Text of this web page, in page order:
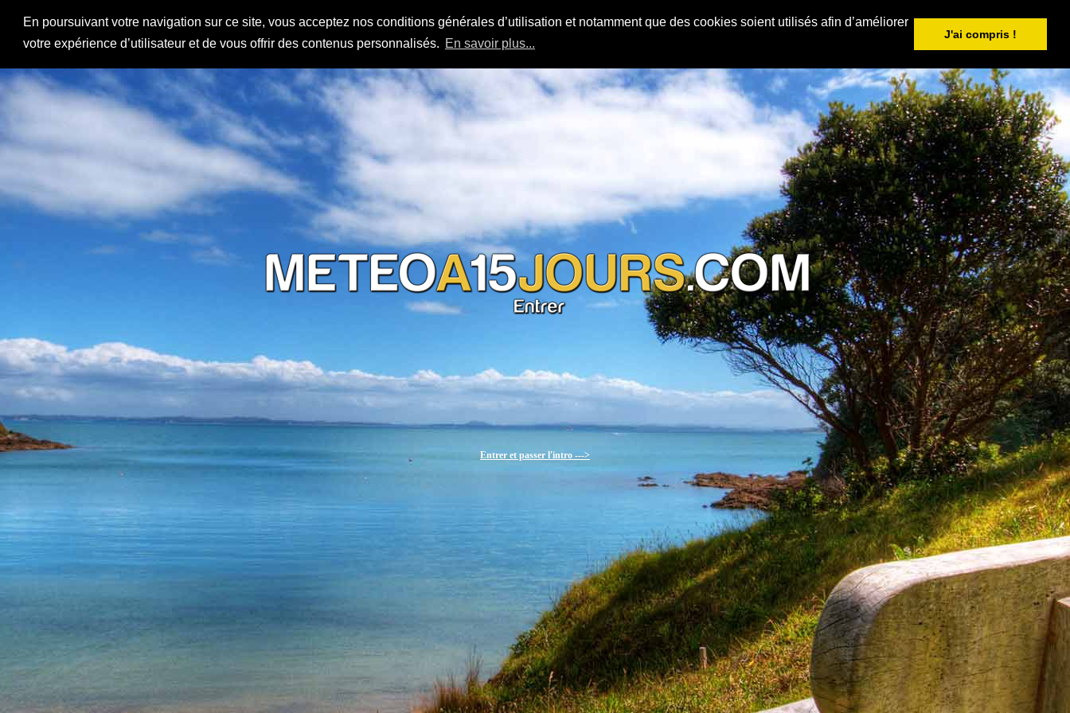
En poursuivant votre navigation sur ce site, vous acceptez nos conditions générales d’utilisation et notamment que des cookies soient utilisés afin d’améliorer
votre expérience d’utilisateur et de vous offrir des contenus personnalisés. En savoir plus...
J'ai compris !
Entrer et passer l'intro --->